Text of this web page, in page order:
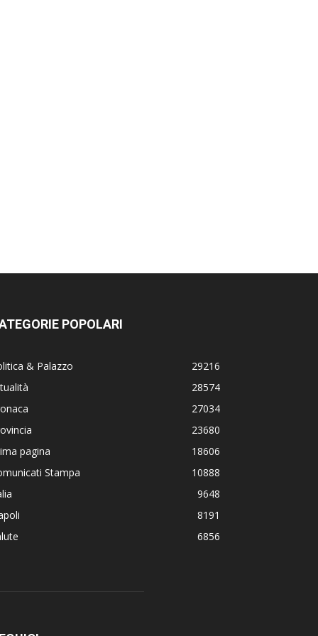
POPOLARI
& Palazzo
29216
28574
27034
23680
pagina
18606
Stampa
10888
9648
8191
6856